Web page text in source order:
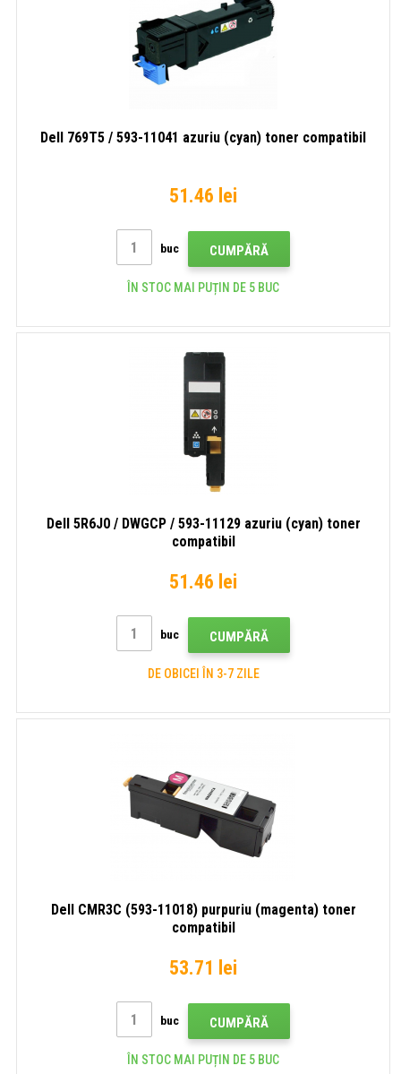
Dell 769T5 / 593-11041 azuriu (cyan) toner compatibil
51.46 lei
buc CUMPĂRĂ
ÎN STOC MAI PUȚIN DE 5 BUC
Dell 5R6J0 / DWGCP / 593-11129 azuriu (cyan) toner
compatibil
51.46 lei
buc CUMPĂRĂ
DE OBICEI ÎN 3-7 ZILE
Dell CMR3C (593-11018) purpuriu (magenta) toner
compatibil
53.71 lei
buc CUMPĂRĂ
ÎN STOC MAI PUȚIN DE 5 BUC